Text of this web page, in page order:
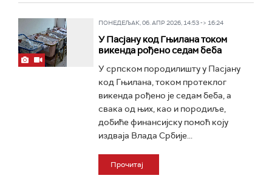
ПОНЕДЕЉАК, 06. АПР 2026, 14:53 -> 16:24
У Пасјану код Гњилана током
викенда рођено седам беба
У српском породилишту у Пасјану
код Гњилана, током протеклог
викенда рођено је седам беба, а
свака од њих, као и породиље,
добиће финансијску помоћ коју
издваја Влада Србије...
Прочитај